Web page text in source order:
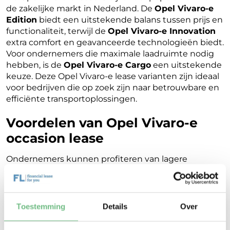
Toestemming Details Over
de zakelijke markt in Nederland. De Opel Vivaro-e
Edition biedt een uitstekende balans tussen prijs en
functionaliteit, terwijl de Opel Vivaro-e Innovation
extra comfort en geavanceerde technologieën biedt.
Voor ondernemers die maximale laadruimte nodig
hebben, is de Opel Vivaro-e Cargo een uitstekende
keuze. Deze Opel Vivaro-e lease varianten zijn ideaal
voor bedrijven die op zoek zijn naar betrouwbare en
efficiënte transportoplossingen.
Voordelen van Opel Vivaro-e
occasion lease
Ondernemers kunnen profiteren van lagere
leasebedragen door te kiezen voor een Opel Vivaro-e
occasion leasen. Financial Lease For You biedt
waardoor u eenvoudig een Opel Vivaro-e occasion